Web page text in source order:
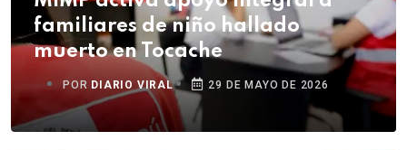
familiares de niño hallado
muerto en Tocache
POR DIARIO VIRAL 29 DE MAYO DE 2026